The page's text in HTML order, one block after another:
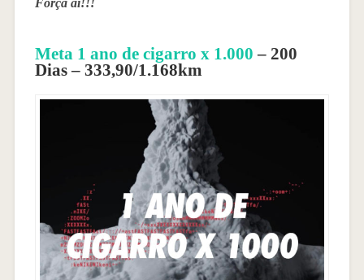
Meta 1 ano de cigarro x 1.000 – 200
Dias – 333,90/1.168km